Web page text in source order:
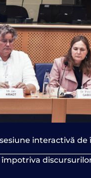
interactivă de